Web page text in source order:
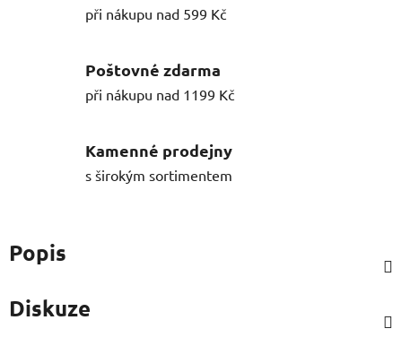
při nákupu nad 599 Kč
Poštovné zdarma
při nákupu nad 1199 Kč
Kamenné prodejny
s širokým sortimentem
Popis
Diskuze